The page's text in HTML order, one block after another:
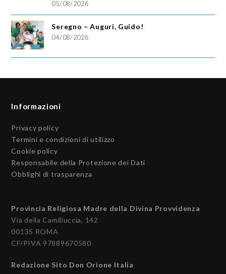
05/08/2026
Seregno – Auguri, Guido!
04/08/2026
Informazioni
Privacy policy
Termini e condizioni di utilizzo
Cookie policy
Responsabile della Protezione dei Dati
Obblighi di trasparenza
Provincia Religiosa Madre della Divina Provvidenza
Via della Camilluccia, 142
00135 ROMA
CF/PIVA 97889670580
Redazione Sito Don Orione Italia